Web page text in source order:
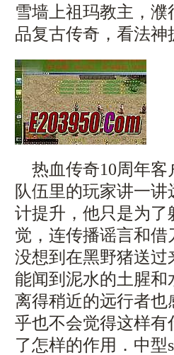
雪墙上祖玛教主，
品复古传奇，看法
热血传奇10周年客
队伍里的玩家讲一
计提升，他只是为
觉，连传播谣言和
没想到在黑野猪送
能闻到泥水的土腥
离得稍近的远行者
乎也不会觉得这样
了怎样的作用．中